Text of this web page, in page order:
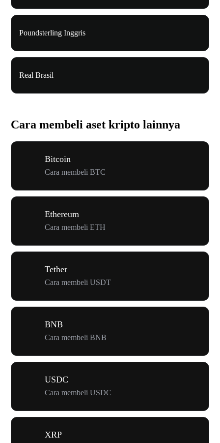
Poundsterling Inggris
Real Brasil
Cara membeli aset kripto lainnya
Bitcoin
Cara membeli BTC
Ethereum
Cara membeli ETH
Tether
Cara membeli USDT
BNB
Cara membeli BNB
USDC
Cara membeli USDC
XRP